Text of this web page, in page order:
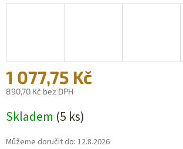
1 077,75 Kč
890,70 Kč bez DPH
cena:
Skladem (5 ks)
Můžeme doručit do: 12.8.2026